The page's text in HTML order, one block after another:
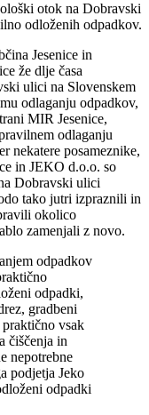
otok na Dobravski
odloženih odpadkov.
Jesenice in
že dlje časa
ulici na Slovenskem
odlaganju odpadkov,
MIR Jesenice,
odlaganju
nekatere posameznike,
in JEKO d.o.o. so
Dobravski ulici
tako jutri izpraznili in
okolico
zamenjali z novo.
odpadkov
odpadki,
gradbeni
vsak
čiščenja in
nepotrebne
podjetja Jeko
odpadki